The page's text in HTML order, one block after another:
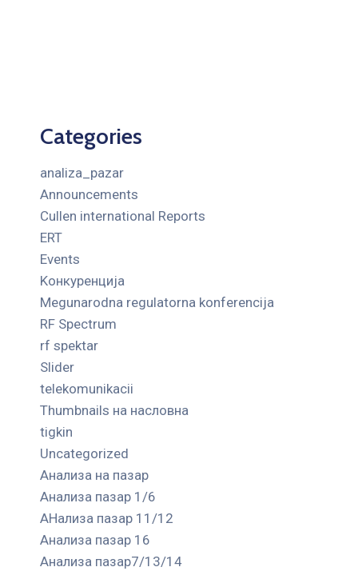
Categories
analiza_pazar
Announcements
Cullen international Reports
ERT
Events
Kонкуренција
Megunarodna regulatorna konferencija
RF Spectrum
rf spektar
Slider
telekomunikacii
Thumbnails на насловна
tigkin
Uncategorized
Анализа на пазар
Анализа пазар 1/6
АНализа пазар 11/12
Анализа пазар 16
Анализа пазар7/13/14